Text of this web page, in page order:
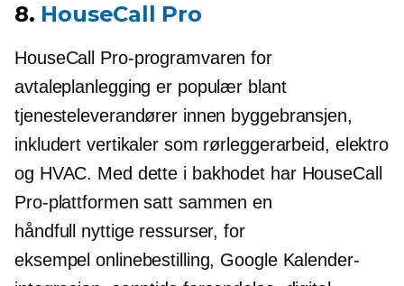
8. HouseCall Pro
HouseCall Pro-programvaren for
avtaleplanlegging er populær blant
tjenesteleverandører innen byggebransjen,
inkludert vertikaler som rørleggerarbeid, elektro
og HVAC. Med dette i bakhodet har HouseCall
Pro-plattformen satt sammen en
håndfull nyttige ressurser, for
eksempel onlinebestilling, Google Kalender-